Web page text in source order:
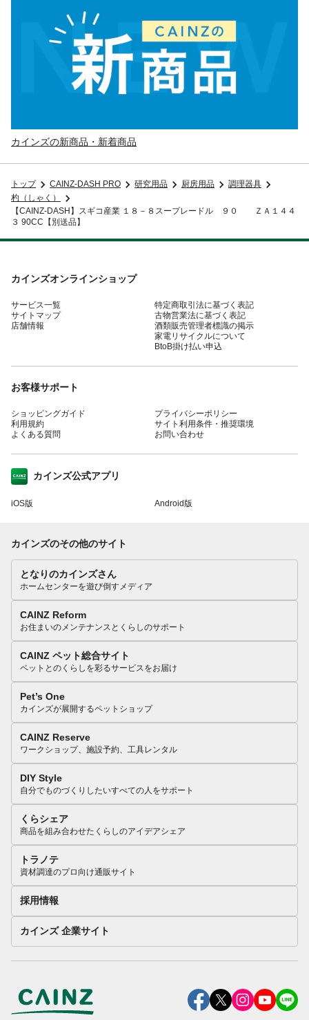
カインズの新商品・新着商品
トップ CAINZ-DASH PRO 研究用品 厨房用品
調理器具
杓（しゃく）
【CAINZ-DASH】スギコ産業 １８－８スープレードル ９０ ＺＡ１４４
３ 90CC【別送品】
カインズオンラインショップ
サービス一覧
サイトマップ
店舗情報
特定商取引法に基づく表記
古物営業法に基づく表記
酒類販売管理者標識の掲示
家電リサイクルについて
BtoB掛け払い申込
お客様サポート
ショッピングガイド
利用規約
よくある質問
プライバシーポリシー
サイト利用条件・推奨環境
お問い合わせ
カインズ公式アプリ
iOS版 Android版
カインズのその他のサイト
となりのカインズさん
ホームセンターを遊び倒すメディア
CAINZ Reform
お住まいのメンテナンスとくらしのサポート
CAINZ ペット総合サイト
ペットとのくらしを彩るサービスをお届け
Pet’s One
カインズが展開するペットショップ
CAINZ Reserve
ワークショップ、施設予約、工具レンタル
DIY Style
自分でものづくりしたいすべての人をサポート
くらシェア
商品を組み合わせたくらしのアイデアシェア
トラノテ
資材調達のプロ向け通販サイト
採用情報
カインズ 企業サイト